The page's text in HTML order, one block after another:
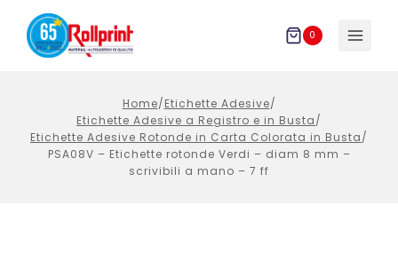
Salta
contenuto
0
Home/Etichette Adesive/
Etichette Adesive a Registro e in Busta/
Etichette Adesive Rotonde in Carta Colorata in Busta/
PSA08V – Etichette rotonde Verdi – diam 8 mm –
scrivibili a mano – 7 ff